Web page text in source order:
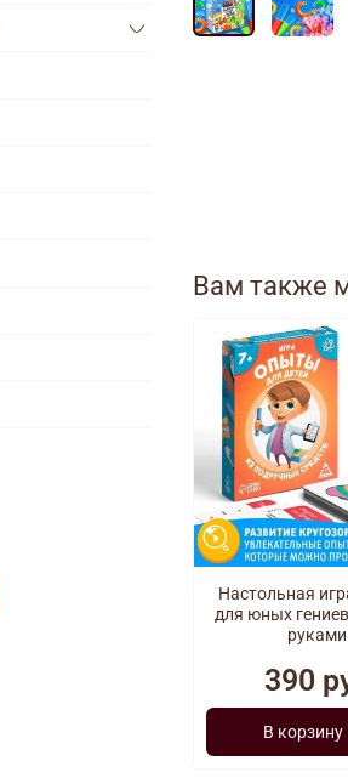
Вам также
Настольная
для юных
руками
390
В корзину